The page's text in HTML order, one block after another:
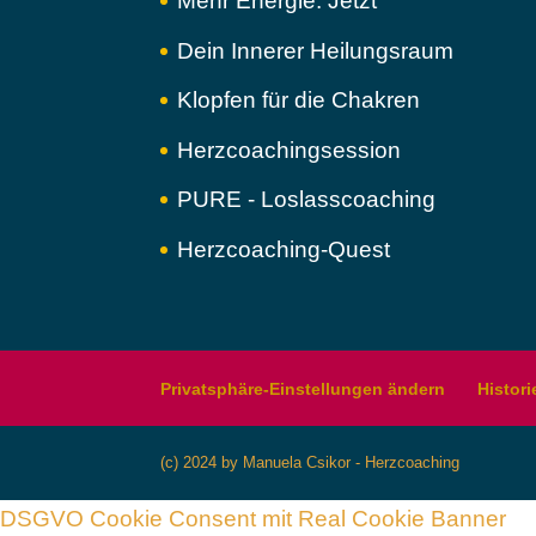
Dein Innerer Heilungsraum
Klopfen für die Chakren
Herzcoachingsession
PURE - Loslasscoaching
Herzcoaching-Quest
Privatsphäre-Einstellungen ändern
(c) 2024 by Manuela Csikor - Herzcoaching
DSGVO Cookie Consent mit Real Cookie Banner